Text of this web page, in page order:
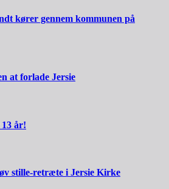
kører gennem kommunen på
at forlade Jersie
år!
stille-retræte i Jersie Kirke